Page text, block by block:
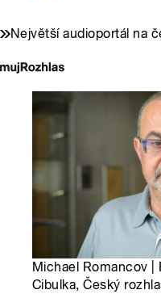
Největší audioportál na
Michael Romancov |
Cibulka, Český